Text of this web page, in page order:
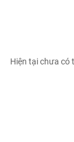
Hiện tại chưa có